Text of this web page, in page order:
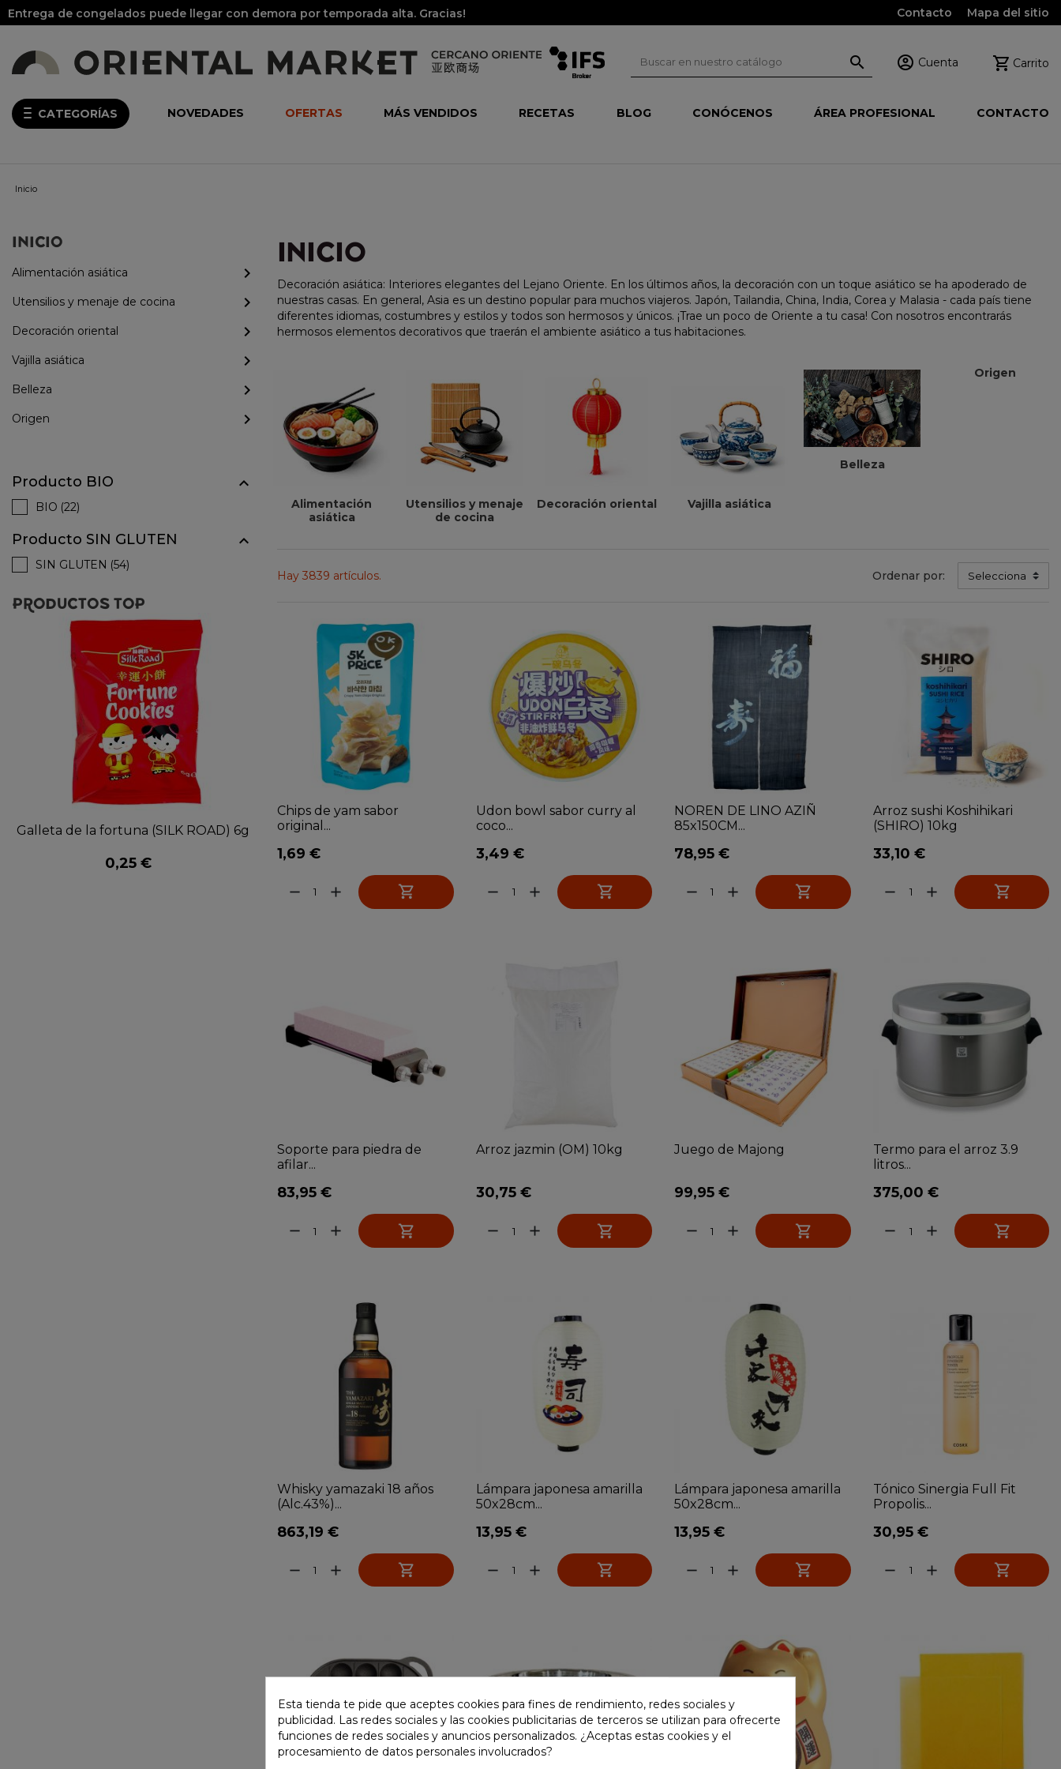
Entrega de congelados puede llegar con demora por temporada alta. Gracias! Contacto Mapa del sitio
  Cuenta  Carrito
CATEGORÍAS NOVEDADES OFERTAS MÁS VENDIDOS RECETAS BLOG CONÓCENOS ÁREA PROFESIONAL CONTACTO
Inicio
INICIO
Alimentación asiática
Utensilios y menaje de cocina
Decoración oriental
Vajilla asiática
Belleza
Origen
Producto BIO 
BIO (22)
Producto SIN GLUTEN 
SIN GLUTEN (54)
PRODUCTOS TOP
Galleta de la fortuna (SILK ROAD) 6g
0,25 €
INICIO
Decoración asiática: Interiores elegantes del Lejano Oriente. En los últimos años, la decoración con un toque asiático se ha apoderado de
nuestras casas. En general, Asia es un destino popular para muchos viajeros. Japón, Tailandia, China, India, Corea y Malasia - cada país tiene
diferentes idiomas, costumbres y estilos y todos son hermosos y únicos. ¡Trae un poco de Oriente a tu casa! Con nosotros encontrarás
hermosos elementos decorativos que traerán el ambiente asiático a tus habitaciones.
Alimentación
asiática
Utensilios y menaje
de cocina
Decoración oriental Vajilla asiática
Belleza
Origen
Ordenar por: Selecciona
Hay 3839 artículos.
Chips de yam sabor
original...
1,69 €
remove add 
Udon bowl sabor curry al
coco...
3,49 €
remove add 
NOREN DE LINO AZIÑ
85x150CM...
78,95 €
remove add 
Arroz sushi Koshihikari
(SHIRO) 10kg
33,10 €
remove add 
Soporte para piedra de
afilar...
83,95 €
remove add 
Arroz jazmin (OM) 10kg
30,75 €
remove add 
Juego de Majong
99,95 €
remove add 
Termo para el arroz 3.9
litros...
375,00 €
remove add 
Whisky yamazaki 18 años
(Alc.43%)...
863,19 €
remove add 
Lámpara japonesa amarilla
50x28cm...
13,95 €
remove add 
Lámpara japonesa amarilla
50x28cm...
13,95 €
remove add 
Tónico Sinergia Full Fit
Propolis...
30,95 €
remove add 
Esta tienda te pide que aceptes cookies para fines de rendimiento, redes sociales y
publicidad. Las redes sociales y las cookies publicitarias de terceros se utilizan para ofrecerte
funciones de redes sociales y anuncios personalizados. ¿Aceptas estas cookies y el
procesamiento de datos personales involucrados?